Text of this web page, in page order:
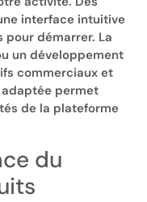
interface intuitive
démarrer. La
un développement
commerciaux et
adaptée permet
de la plateforme
du